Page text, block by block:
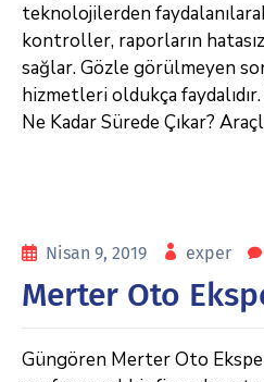
teknolojilerden
kontroller, raporların
sağlar. Gözle görülmeyen
hizmetleri oldukça
Ne Kadar Sürede Çıkar?
Nisan 9, 2019 exper
Merter Oto
Güngören Merter Oto